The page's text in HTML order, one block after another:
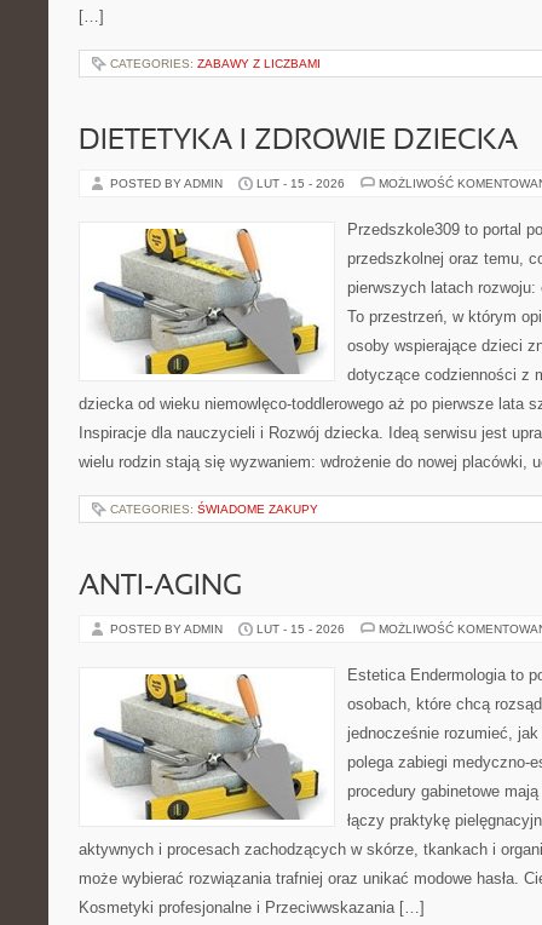
[…]
CATEGORIES: ZABAWY Z LICZBAMI
DIETETYKA I ZDROWIE DZIECKA
POSTED BY ADMIN LUT - 15 - 2026 MOŻLIWOŚĆ
Przedszkole309 to portal
przedszkolnej oraz temu,
pierwszych latach
To przestrzeń, w którym
osoby wspierające dzieci
dotyczące codzienności z
dziecka od wieku niemowlęco-toddlerowego aż po pierwsze lata
Inspiracje dla nauczycieli i Rozwój dziecka. Ideą serwisu jest
wielu rodzin stają się wyzwaniem: wdrożenie do nowej placówki,
CATEGORIES: ŚWIADOME ZAKUPY
ANTI-AGING
POSTED BY ADMIN LUT - 15 - 2026 MOŻLIWOŚĆ
Estetica Endermologia to
osobach, które chcą
jednocześnie rozumieć,
polega zabiegi medyczno-
procedury gabinetowe
łączy praktykę
aktywnych i procesach zachodzących w skórze, tkankach i
może wybierać rozwiązania trafniej oraz unikać modowe hasła.
Kosmetyki profesjonalne i Przeciwwskazania […]